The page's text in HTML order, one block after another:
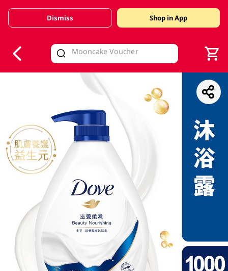
Valid Until 30 June 2026
Dismiss Shop in App